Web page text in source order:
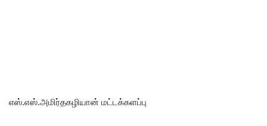
எஸ்.எஸ்.அமிர்தகழியான் மட்டக்களப்பு